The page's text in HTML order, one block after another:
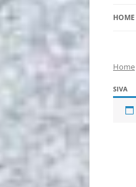
HOME
Home
SIVA